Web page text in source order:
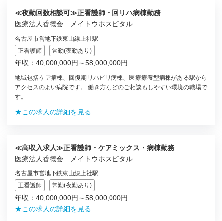
≪夜勤回数相談可≫正看護師・回リハ病棟勤務
医療法人香徳会 メイトウホスピタル
名古屋市営地下鉄東山線上社駅
正看護師
常勤(夜勤あり)
年収：40,000,000円～58,000,000円
地域包括ケア病棟、回復期リハビリ病棟、医療療養型病棟がある駅から
アクセスのよい病院です。 働き方などのご相談もしやすい環境の職場で
す。
★この求人の詳細を見る
≪高収入求人≫正看護師・ケアミックス・病棟勤務
医療法人香徳会 メイトウホスピタル
名古屋市営地下鉄東山線上社駅
正看護師
常勤(夜勤あり)
年収：40,000,000円～58,000,000円
★この求人の詳細を見る